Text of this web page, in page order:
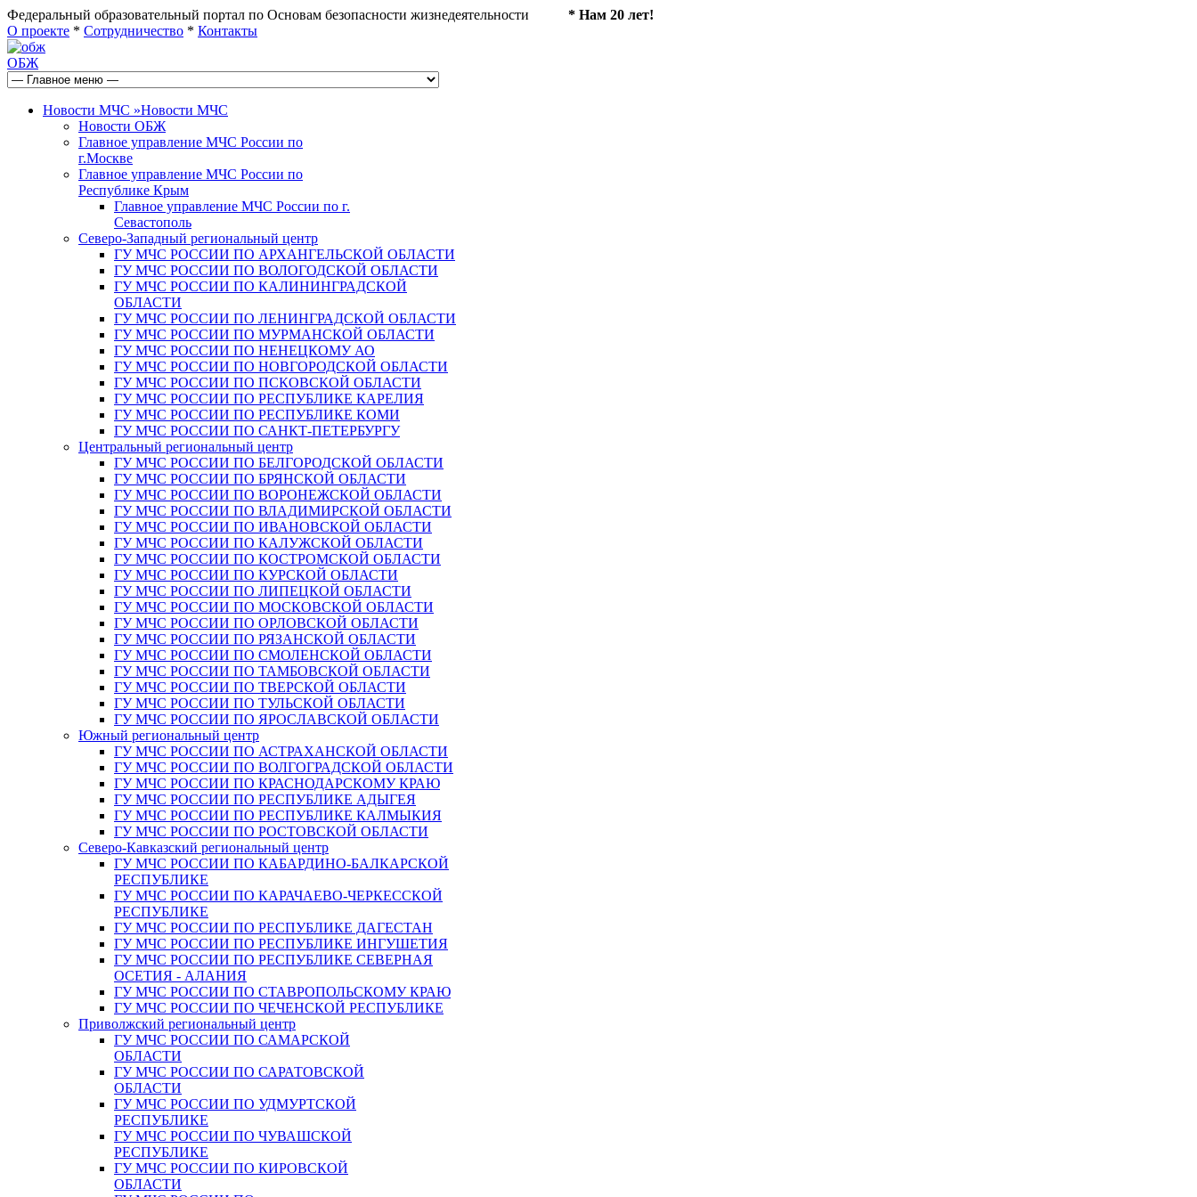
Федеральный образовательный портал по Основам безопасности жизнедеятельности * Нам 20 лет!
О проекте * Сотрудничество * Контакты
ОБЖ
Новости МЧС »Новости МЧС
Новости ОБЖ
Главное управление МЧС России по
г.Москве
Главное управление МЧС России по
Республике Крым
Главное управление МЧС России по г.
Севастополь
Северо-Западный региональный центр
ГУ МЧС РОССИИ ПО АРХАНГЕЛЬСКОЙ ОБЛАСТИ
ГУ МЧС РОССИИ ПО ВОЛОГОДСКОЙ ОБЛАСТИ
ГУ МЧС РОССИИ ПО КАЛИНИНГРАДСКОЙ
ОБЛАСТИ
ГУ МЧС РОССИИ ПО ЛЕНИНГРАДСКОЙ ОБЛАСТИ
ГУ МЧС РОССИИ ПО МУРМАНСКОЙ ОБЛАСТИ
ГУ МЧС РОССИИ ПО НЕНЕЦКОМУ АО
ГУ МЧС РОССИИ ПО НОВГОРОДСКОЙ ОБЛАСТИ
ГУ МЧС РОССИИ ПО ПСКОВСКОЙ ОБЛАСТИ
ГУ МЧС РОССИИ ПО РЕСПУБЛИКЕ КАРЕЛИЯ
ГУ МЧС РОССИИ ПО РЕСПУБЛИКЕ КОМИ
ГУ МЧС РОССИИ ПО САНКТ-ПЕТЕРБУРГУ
Центральный региональный центр
ГУ МЧС РОССИИ ПО БЕЛГОРОДСКОЙ ОБЛАСТИ
ГУ МЧС РОССИИ ПО БРЯНСКОЙ ОБЛАСТИ
ГУ МЧС РОССИИ ПО ВОРОНЕЖСКОЙ ОБЛАСТИ
ГУ МЧС РОССИИ ПО ВЛАДИМИРСКОЙ ОБЛАСТИ
ГУ МЧС РОССИИ ПО ИВАНОВСКОЙ ОБЛАСТИ
ГУ МЧС РОССИИ ПО КАЛУЖСКОЙ ОБЛАСТИ
ГУ МЧС РОССИИ ПО КОСТРОМСКОЙ ОБЛАСТИ
ГУ МЧС РОССИИ ПО КУРСКОЙ ОБЛАСТИ
ГУ МЧС РОССИИ ПО ЛИПЕЦКОЙ ОБЛАСТИ
ГУ МЧС РОССИИ ПО МОСКОВСКОЙ ОБЛАСТИ
ГУ МЧС РОССИИ ПО ОРЛОВСКОЙ ОБЛАСТИ
ГУ МЧС РОССИИ ПО РЯЗАНСКОЙ ОБЛАСТИ
ГУ МЧС РОССИИ ПО СМОЛЕНСКОЙ ОБЛАСТИ
ГУ МЧС РОССИИ ПО ТАМБОВСКОЙ ОБЛАСТИ
ГУ МЧС РОССИИ ПО ТВЕРСКОЙ ОБЛАСТИ
ГУ МЧС РОССИИ ПО ТУЛЬСКОЙ ОБЛАСТИ
ГУ МЧС РОССИИ ПО ЯРОСЛАВСКОЙ ОБЛАСТИ
Южный региональный центр
ГУ МЧС РОССИИ ПО АСТРАХАНСКОЙ ОБЛАСТИ
ГУ МЧС РОССИИ ПО ВОЛГОГРАДСКОЙ ОБЛАСТИ
ГУ МЧС РОССИИ ПО КРАСНОДАРСКОМУ КРАЮ
ГУ МЧС РОССИИ ПО РЕСПУБЛИКЕ АДЫГЕЯ
ГУ МЧС РОССИИ ПО РЕСПУБЛИКЕ КАЛМЫКИЯ
ГУ МЧС РОССИИ ПО РОСТОВСКОЙ ОБЛАСТИ
Северо-Кавказский региональный центр
ГУ МЧС РОССИИ ПО КАБАРДИНО-БАЛКАРСКОЙ
РЕСПУБЛИКЕ
ГУ МЧС РОССИИ ПО КАРАЧАЕВО-ЧЕРКЕССКОЙ
РЕСПУБЛИКЕ
ГУ МЧС РОССИИ ПО РЕСПУБЛИКЕ ДАГЕСТАН
ГУ МЧС РОССИИ ПО РЕСПУБЛИКЕ ИНГУШЕТИЯ
ГУ МЧС РОССИИ ПО РЕСПУБЛИКЕ СЕВЕРНАЯ
ОСЕТИЯ - АЛАНИЯ
ГУ МЧС РОССИИ ПО СТАВРОПОЛЬСКОМУ КРАЮ
ГУ МЧС РОССИИ ПО ЧЕЧЕНСКОЙ РЕСПУБЛИКЕ
Приволжский региональный центр
ГУ МЧС РОССИИ ПО САМАРСКОЙ
ОБЛАСТИ
ГУ МЧС РОССИИ ПО САРАТОВСКОЙ
ОБЛАСТИ
ГУ МЧС РОССИИ ПО УДМУРТСКОЙ
РЕСПУБЛИКЕ
ГУ МЧС РОССИИ ПО ЧУВАШСКОЙ
РЕСПУБЛИКЕ
ГУ МЧС РОССИИ ПО КИРОВСКОЙ
ОБЛАСТИ